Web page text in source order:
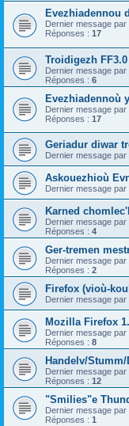
Evezhiadennou
Dernier message par
Réponses : 17
Troidigezh
Dernier message par
Réponses : 6
Evezhiadennoù
Dernier message par
Réponses : 17
Geriadur diwar
Dernier message par
Askouezhioù
Dernier message par
Karned
Dernier message par
Réponses : 4
Ger-tremen
Dernier message par
Réponses : 2
Firefox (vioù-
Dernier message par
Mozilla Firefox
Dernier message par
Réponses : 8
Handelv/Stumm/
Dernier message par
Réponses : 12
"Smilies"e
Dernier message par
Réponses : 1